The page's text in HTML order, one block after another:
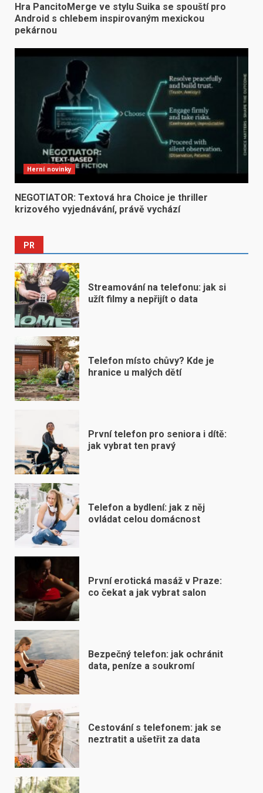
Hra PancitoMerge ve stylu Suika se spouští pro
Android s chlebem inspirovaným mexickou
pekárnou
Herní novinky
NEGOTIATOR: Textová hra Choice je thriller
krizového vyjednávání, právě vychází
PR
Streamování na telefonu: jak si
užít filmy a nepřijít o data
Telefon místo chůvy? Kde je
hranice u malých dětí
První telefon pro seniora i dítě:
jak vybrat ten pravý
Telefon a bydlení: jak z něj
ovládat celou domácnost
První erotická masáž v Praze:
co čekat a jak vybrat salon
Bezpečný telefon: jak ochránit
data, peníze a soukromí
Cestování s telefonem: jak se
neztratit a ušetřit za data